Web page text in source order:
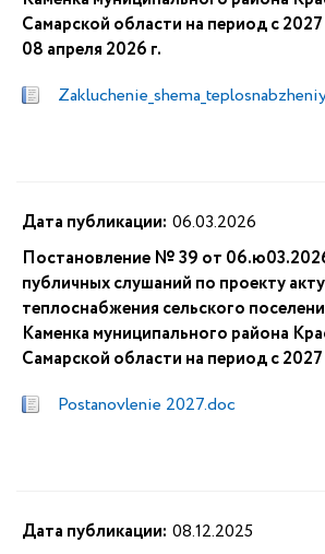
Самарской области на период с
08 апреля 2026 г.
Дата публикации: 06.03.2026
Постановление № 39 от
публичных слушаний по проекту
теплоснабжения сельского
Каменка муниципального района
Самарской области на период с
Postanovlenie 2027.doc
Дата публикации: 08.12.2025